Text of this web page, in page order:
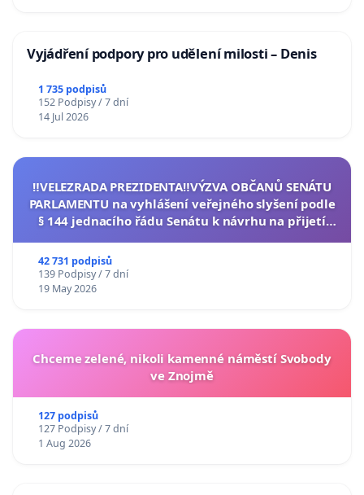
Vyjádření podpory pro udělení milosti – Denis
1 735 podpisů
152 Podpisy / 7 dní
14 Jul 2026
‼️VELEZRADA PREZIDENTA‼️VÝZVA OBČANŮ SENÁTU
PARLAMENTU na vyhlášení veřejného slyšení podle
§ 144 jednacího řádu Senátu k návrhu na přijetí
42 731 podpisů
139 Podpisy / 7 dní
19 May 2026
Chceme zelené, nikoli kamenné náměstí Svobody
ve Znojmě
127 podpisů
127 Podpisy / 7 dní
1 Aug 2026